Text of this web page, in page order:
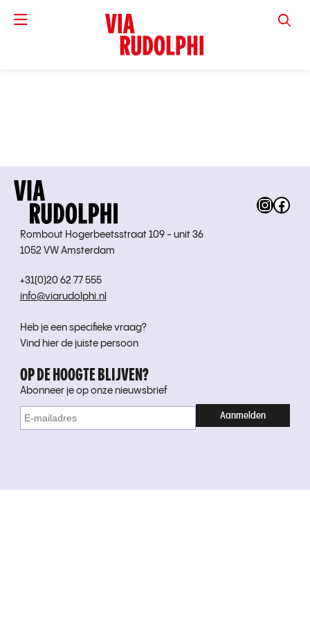
VIA
Rombout Hogerbeetsstraat 109 - unit 36
1052 VW Amsterdam
+31(0)20 62 77 555
info@viarudolphi.nl
Heb je een specifieke vraag?
Vind hier de juiste persoon
OP DE HOOGTE BLIJVEN?
Abonneer je op onze nieuwsbrief